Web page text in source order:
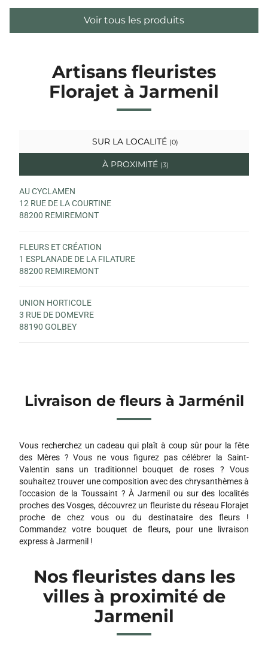
Voir tous les produits
Artisans fleuristes
Florajet à Jarmenil
SUR LA LOCALITÉ (0)
À PROXIMITÉ (3)
AU CYCLAMEN
12 RUE DE LA COURTINE
88200 REMIREMONT
FLEURS ET CRÉATION
1 ESPLANADE DE LA FILATURE
88200 REMIREMONT
UNION HORTICOLE
3 RUE DE DOMEVRE
88190 GOLBEY
Livraison de fleurs à Jarménil
Vous recherchez un cadeau qui plaît à coup sûr pour la fête
des Mères ? Vous ne vous figurez pas célébrer la Saint-
Valentin sans un traditionnel bouquet de roses ? Vous
souhaitez trouver une composition avec des chrysanthèmes à
l’occasion de la Toussaint ? À Jarmenil ou sur des localités
proches des Vosges, découvrez un fleuriste du réseau Florajet
proche de chez vous ou du destinataire des fleurs !
Commandez votre bouquet de fleurs, pour une livraison
express à Jarmenil !
Nos fleuristes dans les
villes à proximité de
Jarmenil